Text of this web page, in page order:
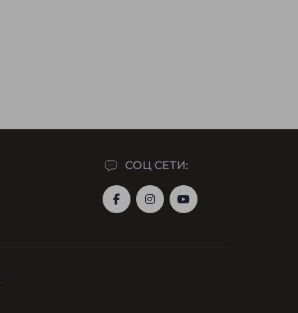
СОЦ СЕТИ: